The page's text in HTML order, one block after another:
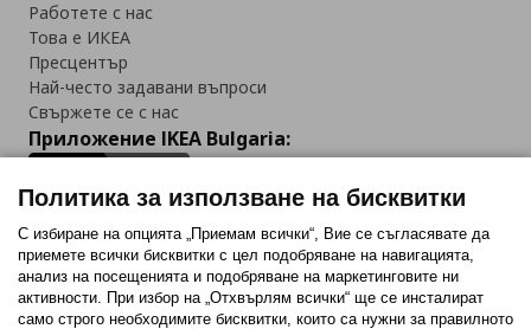
Работете с нас
Това е ИКЕА
Пресцентър
Най-често задавани въпроси
Свържете се с нас
Приложение IKEA Bulgaria:
Последвайте ни:
FacebookTwitterYoutubePinterestInstagram
Политика за използване на бисквитки
С избиране на опцията „Приемам всички“, Вие се съгласявате да
приемете всички бисквитки с цел подобряване на навигацията,
анализ на посещенията и подобряване на маркетинговите ни
активности. При избор на „Отхвърлям всички“ ще се инсталират
само строго необходимитe бисквитки, които са нужни за правилното